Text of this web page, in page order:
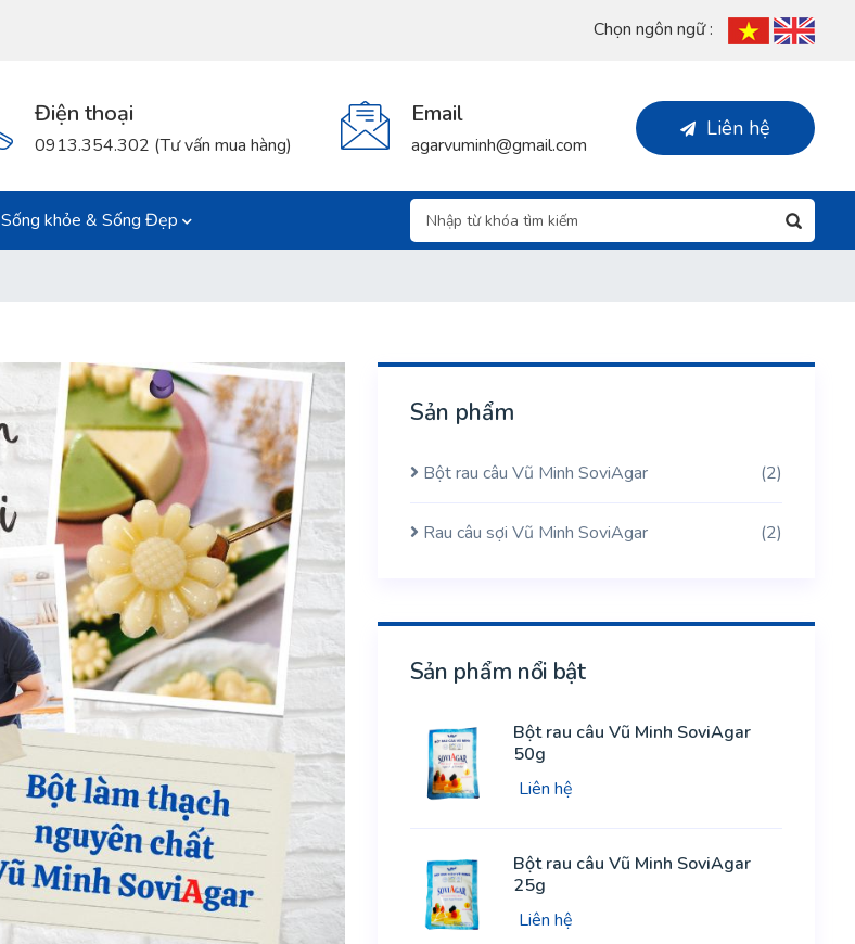
Chọn ngôn ngữ :
Liên hệ
Email
agarvuminh@gmail.com
Điện thoại
0913.354.302 (Tư vấn mua hàng)
Sống khỏe & Sống Đẹp
Sản phẩm
Bột rau câu Vũ Minh SoviAgar (2)
Rau câu sợi Vũ Minh SoviAgar (2)
Sản phẩm nổi bật
Bột rau câu Vũ Minh SoviAgar
50g
Liên hệ
Bột rau câu Vũ Minh SoviAgar
25g
Liên hệ